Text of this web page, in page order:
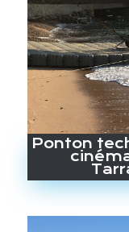
Ponton